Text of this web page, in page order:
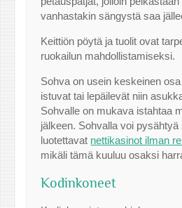
vanhastakin sängystä saa
Keittiön pöytä ja tuolit ovat
ruokailun mahdollistamiseksi.
Sohva on usein keskeinen
istuvat tai lepäilevät niin
Sohvalle on mukava istahtaa
jälkeen. Sohvalla voi
luotettavat nettikasinot ilman
mikäli tämä kuuluu osaksi
Kodinkoneet